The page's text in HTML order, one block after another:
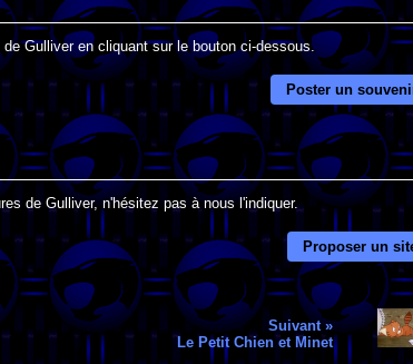
Gulliver en cliquant sur le bouton ci-dessous.
Poster un
de Gulliver, n'hésitez pas à nous l'indiquer.
Proposer un
Suivant »
Le Petit Chien et Minet